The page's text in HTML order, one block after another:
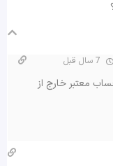
معتبر خارج از